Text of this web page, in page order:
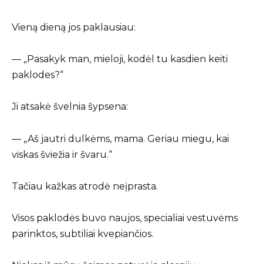
Vieną dieną jos paklausiau:
— „Pasakyk man, mieloji, kodėl tu kasdien keiti
paklodes?“
Ji atsakė švelnia šypsena:
— „Aš jautri dulkėms, mama. Geriau miegu, kai
viskas šviežia ir švaru.“
Tačiau kažkas atrodė neįprasta.
Visos paklodės buvo naujos, specialiai vestuvėms
parinktos, subtiliai kvepiančios.